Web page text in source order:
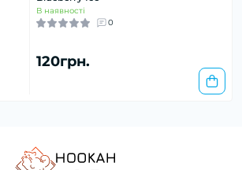
В наявності
0
120грн.